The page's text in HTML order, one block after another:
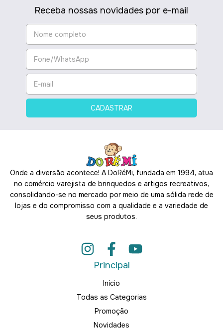
Receba nossas novidades por e-mail
Onde a diversão acontece! A DoRéMi, fundada em 1994, atua
no comércio varejista de brinquedos e artigos recreativos,
consolidando-se no mercado por meio de uma sólida rede de
lojas e do compromisso com a qualidade e a variedade de
seus produtos.
Principal
Início
Todas as Categorias
Promoção
Novidades